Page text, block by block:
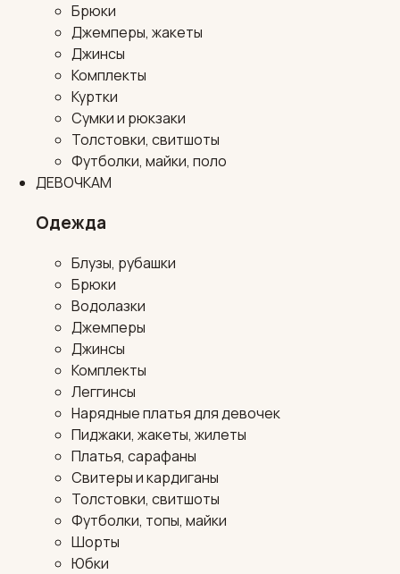
Брюки
Джемперы, жакеты
Джинсы
Комплекты
Куртки
Сумки и рюкзаки
Толстовки, свитшоты
Футболки, майки, поло
ДЕВОЧКАМ
Одежда
Блузы, рубашки
Брюки
Водолазки
Джемперы
Джинсы
Комплекты
Леггинсы
Нарядные платья для девочек
Пиджаки, жакеты, жилеты
Платья, сарафаны
Свитеры и кардиганы
Толстовки, свитшоты
Футболки, топы, майки
Шорты
Юбки